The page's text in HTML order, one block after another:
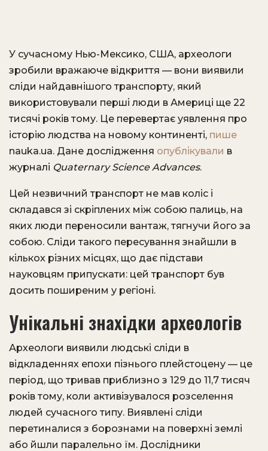
У сучасному Нью-Мексико, США, археологи
зробили вражаюче відкриття — вони виявили
сліди найдавнішого транспорту, який
використовували перші люди в Америці ще 22
тисячі років тому. Це перевертає уявлення про
історію людства на новому континенті, пише
nauka.ua. Дане дослідження опублікували в
журналі Quaternary Science Advances.
Цей незвичний транспорт не мав коліс і
складався зі скріплених між собою палиць, на
яких люди переносили вантаж, тягнучи його за
собою. Сліди такого пересування знайшли в
кількох різних місцях, що дає підстави
науковцям припускати: цей транспорт був
досить поширеним у регіоні.
Унікальні знахідки археологів
Археологи виявили людські сліди в
відкладеннях епохи пізнього плейстоцену — це
період, що тривав приблизно з 129 до 11,7 тисяч
років тому, коли активізувалося розселення
людей сучасного типу. Виявлені сліди
перетиналися з борознами на поверхні землі
або йшли паралельно їм. Дослідники